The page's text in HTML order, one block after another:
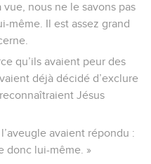
nous ne le savons pas
même. Il est assez grand
qu’ils avaient peur des
déjà décidé d’exclure
Jésus
avaient répondu :
donc lui-même. »